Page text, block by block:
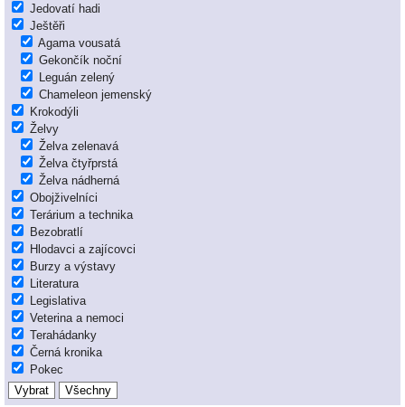
Jedovatí hadi
Ještěři
Agama vousatá
Gekončík noční
Leguán zelený
Chameleon jemenský
Krokodýli
Želvy
Želva zelenavá
Želva čtyřprstá
Želva nádherná
Obojživelníci
Terárium a technika
Bezobratlí
Hlodavci a zajícovci
Burzy a výstavy
Literatura
Legislativa
Veterina a nemoci
Terahádanky
Černá kronika
Pokec